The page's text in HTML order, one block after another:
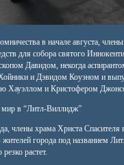
в начале августа,
для собора святого
Давидом, некогда
и Дэвидом Коуэном и
Хауэллом и Кристофером
в “Литл-Виллидж”
члены храма Христа Спасителя
жителей города под названием
растет.